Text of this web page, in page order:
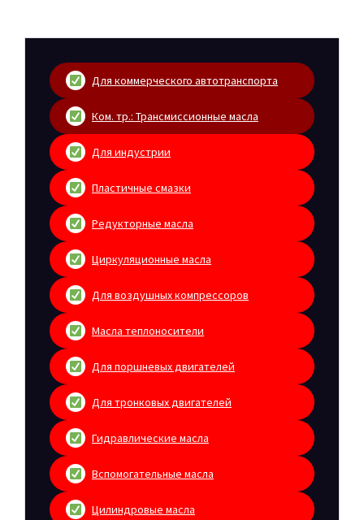
Для коммерческого автотранспорта
Ком. тр.: Трансмиссионные масла
Для индустрии
Пластичные смазки
Редукторные масла
Циркуляционные масла
Для воздушных компрессоров
Масла теплоносители
Для поршневых двигателей
Для тронковых двигателей
Гидравлические масла
Вспомогательные масла
Цилиндровые масла